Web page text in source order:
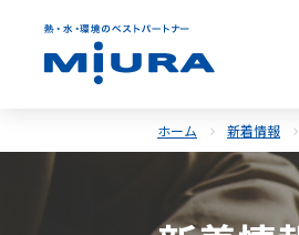
ホーム 新着情報